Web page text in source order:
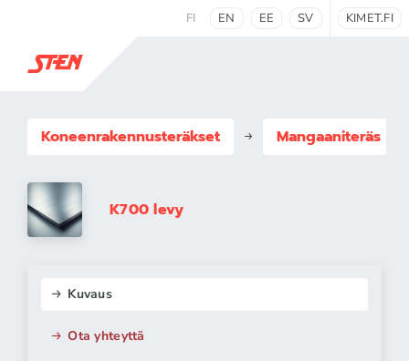
FI EN EE SV KIMET.FI
Koneenrakennus­teräkset Mangaaniteräs
K700 levy
Kuvaus
Ota yhteyttä